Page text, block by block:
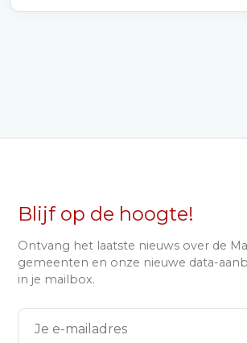
Blijf op de hoogte!
Ontvang het laatste nieuws over de
gemeenten en onze nieuwe data-
in je mailbox.